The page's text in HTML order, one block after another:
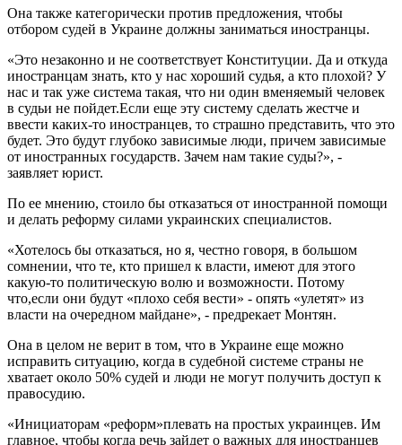
Она также категорически против предложения, чтобы
отбором судей в Украине должны заниматься иностранцы.
«Это незаконно и не соответствует Конституции. Да и откуда
иностранцам знать, кто у нас хороший судья, а кто плохой? У
нас и так уже система такая, что ни один вменяемый человек
в судьи не пойдет.Если еще эту систему сделать жестче и
ввести каких-то иностранцев, то страшно представить, что это
будет. Это будут глубоко зависимые люди, причем зависимые
от иностранных государств. Зачем нам такие суды?», -
заявляет юрист.
По ее мнению, стоило бы отказаться от иностранной помощи
и делать реформу силами украинских специалистов.
«Хотелось бы отказаться, но я, честно говоря, в большом
сомнении, что те, кто пришел к власти, имеют для этого
какую-то политическую волю и возможности. Потому
что,если они будут «плохо себя вести» - опять «улетят» из
власти на очередном майдане», - предрекает Монтян.
Она в целом не верит в том, что в Украине еще можно
исправить ситуацию, когда в судебной системе страны не
хватает около 50% судей и люди не могут получить доступ к
правосудию.
«Инициаторам «реформ»плевать на простых украинцев. Им
главное, чтобы когда речь зайдет о важных для иностранцев